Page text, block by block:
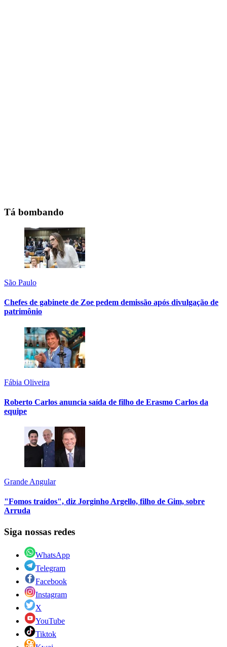
Tá bombando
São Paulo
Chefes de gabinete de Zoe pedem demissão após divulgação de
patrimônio
Fábia Oliveira
Roberto Carlos anuncia saída de filho de Erasmo Carlos da
equipe
Grande Angular
"Fomos traídos", diz Jorginho Argello, filho de Gim, sobre
Arruda
Siga nossas redes
WhatsApp
Telegram
Facebook
Instagram
X
YouTube
Tiktok